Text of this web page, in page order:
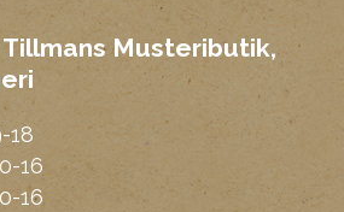
Musteributik,
18
16
16